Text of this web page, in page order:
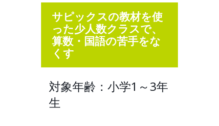
サピックスの教材を使
った少人数クラスで、
算数・国語の苦手をな
くす
対象年齢：小学1～3年
生